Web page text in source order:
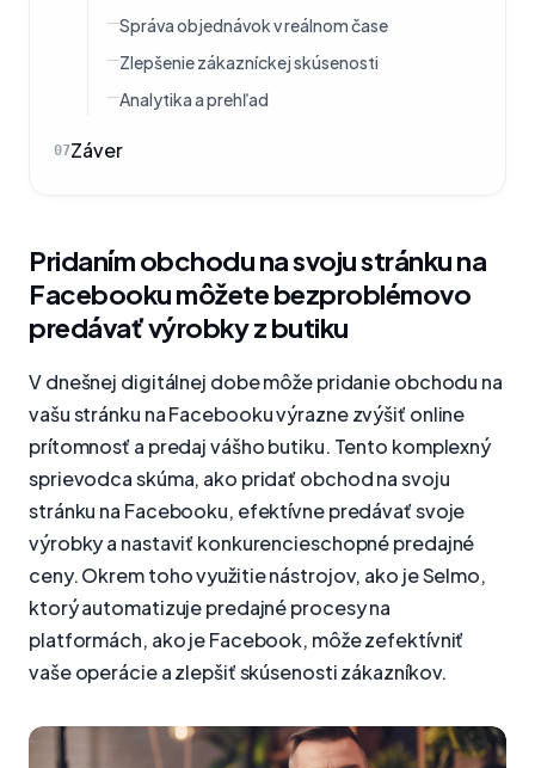
Správa objednávok v reálnom čase
Zlepšenie zákazníckej skúsenosti
Analytika a prehľad
07Záver
Pridaním obchodu na svoju stránku na
Facebooku môžete bezproblémovo
predávať výrobky z butiku
V dnešnej digitálnej dobe môže pridanie obchodu na
vašu stránku na Facebooku výrazne zvýšiť online
prítomnosť a predaj vášho butiku. Tento komplexný
sprievodca skúma, ako pridať obchod na svoju
stránku na Facebooku, efektívne predávať svoje
výrobky a nastaviť konkurencieschopné predajné
ceny. Okrem toho využitie nástrojov, ako je Selmo,
ktorý automatizuje predajné procesy na
platformách, ako je Facebook, môže zefektívniť
vaše operácie a zlepšiť skúsenosti zákazníkov.